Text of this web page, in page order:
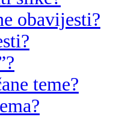
obavijesti?
teme?